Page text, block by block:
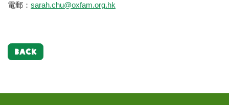
電郵： sarah.chu@oxfam.org.hk
BACK